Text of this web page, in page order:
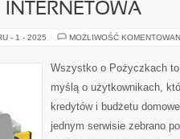
- 1 - 2025 MOŻLIWOŚĆ
Wszystko o Pożyczkach
myślą o użytkownikach,
kredytów i budżetu
jednym serwisie zebrano